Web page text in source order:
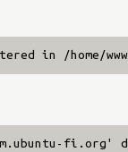
in /home/
fi.org'